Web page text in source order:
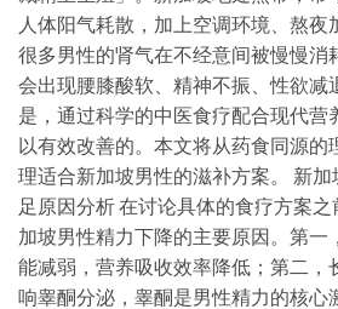
人体阳气耗散，加上空调环境、熬夜
很多男性的肾气在不经意间被慢慢消
会出现腰膝酸软、精神不振、性欲减
是，通过科学的中医食疗配合现代营
以有效改善的。本文将从药食同源的
理适合新加坡男性的滋补方案。 新
足原因分析 在讨论具体的食疗方案
加坡男性精力下降的主要原因。第一
能减弱，营养吸收效率降低；第二，
响睾酮分泌，睾酮是男性精力的核心